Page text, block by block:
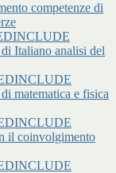
competenze di
Italiano analisi del
matematica e fisica
il coinvolgimento